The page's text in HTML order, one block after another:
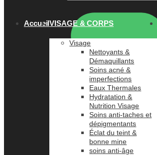
AccueilVISAGE & CORPS
Visage
Nettoyants &
Démaquillants
Soins acné &
imperfections
Eaux Thermales
Hydratation &
Nutrition Visage
Soins anti-taches et
dépigmentants
Éclat du teint &
bonne mine
soins anti-âge